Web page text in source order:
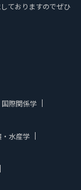
ておりますのでぜひ
国際関係学
・水産学